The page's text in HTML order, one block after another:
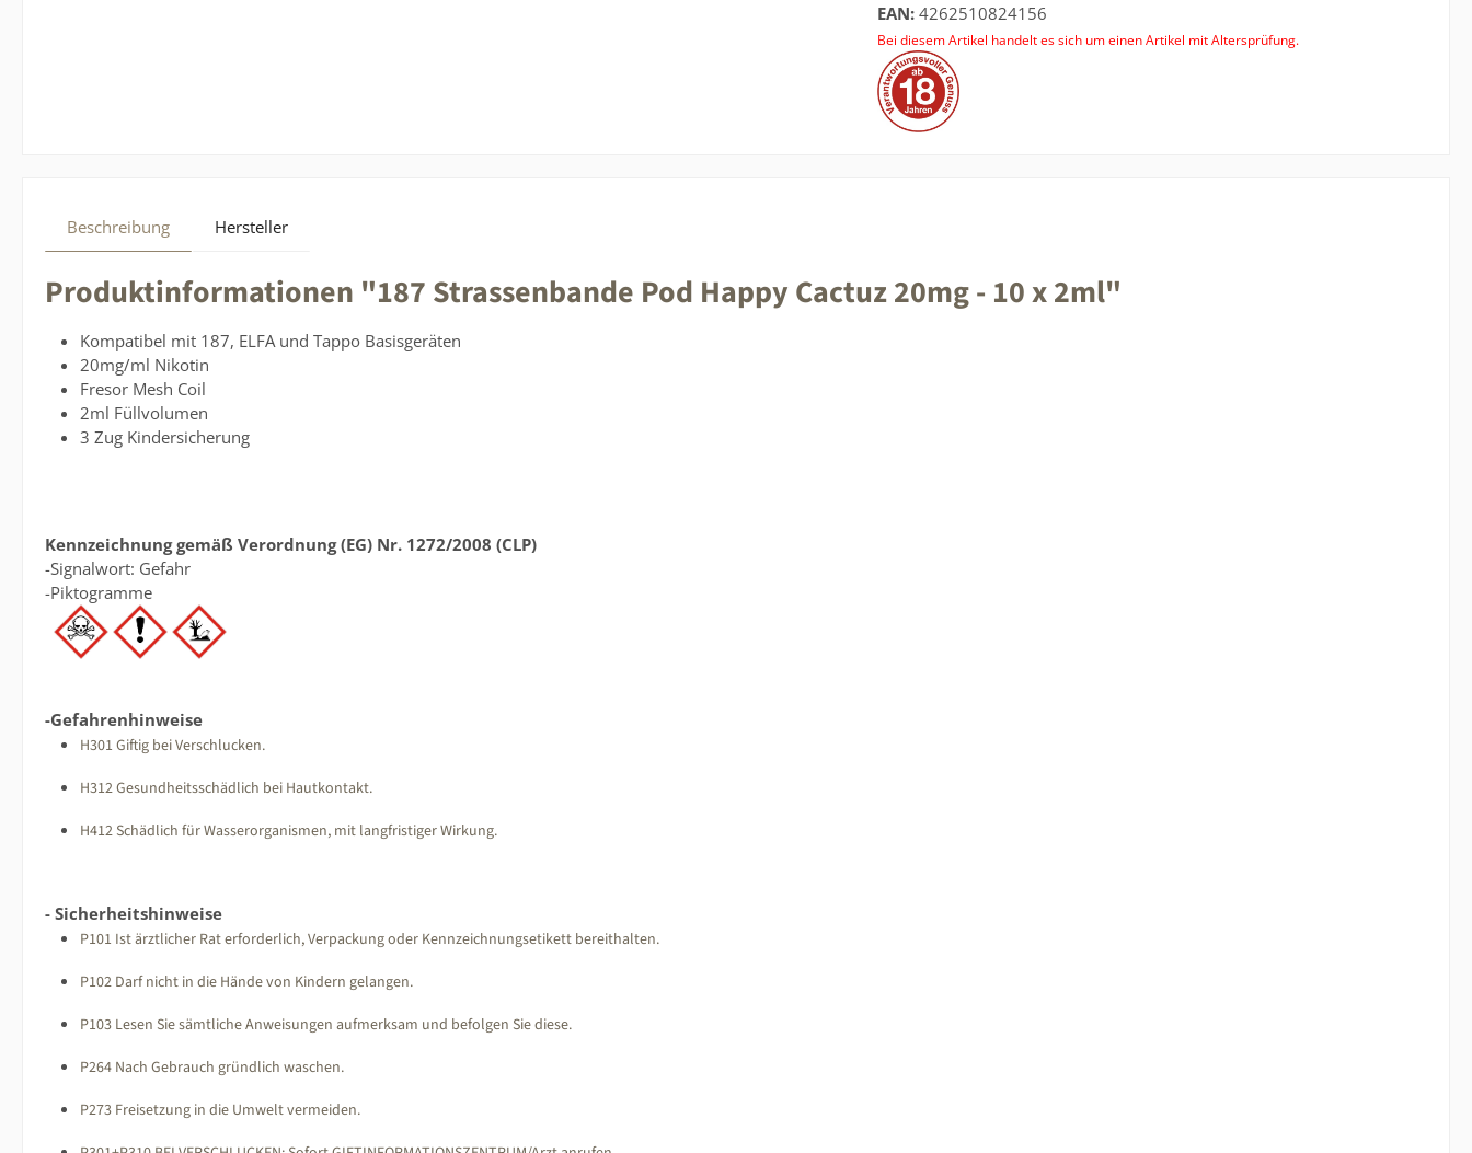
EAN: 4262510824156
Bei diesem Artikel handelt es sich um einen Artikel mit Altersprüfung.
Beschreibung Hersteller
Produktinformationen "187 Strassenbande Pod Happy Cactuz 20mg - 10 x 2ml"
Kompatibel mit 187, ELFA und Tappo Basisgeräten
20mg/ml Nikotin
Fresor Mesh Coil
2ml Füllvolumen
3 Zug Kindersicherung
Kennzeichnung gemäß Verordnung (EG) Nr. 1272/2008 (CLP)
-Signalwort: Gefahr
-Piktogramme
-Gefahrenhinweise
H301 Giftig bei Verschlucken.
H312 Gesundheitsschädlich bei Hautkontakt.
H412 Schädlich für Wasserorganismen, mit langfristiger Wirkung.
- Sicherheitshinweise
P101 Ist ärztlicher Rat erforderlich, Verpackung oder Kennzeichnungsetikett bereithalten.
P102 Darf nicht in die Hände von Kindern gelangen.
P103 Lesen Sie sämtliche Anweisungen aufmerksam und befolgen Sie diese.
P264 Nach Gebrauch gründlich waschen.
P273 Freisetzung in die Umwelt vermeiden.